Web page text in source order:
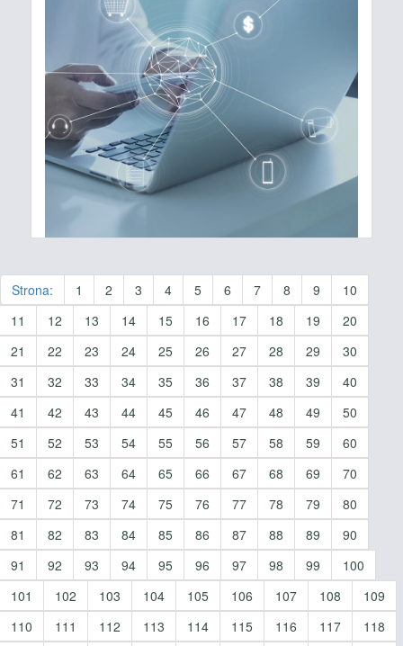
Strona: 1 2 3 4 5 6 7 8 9
10
11
12 13 14 15 16 17 18 19
20
21
22 23 24 25 26 27 28 29
30
31
32 33 34 35 36 37 38 39
40
41
42 43 44 45 46 47 48 49
50
51
52 53 54 55 56 57 58 59
60
61
62 63 64 65 66 67 68 69
70
71
72 73 74 75 76 77 78 79
80
81
82 83 84 85 86 87 88 89
90
91
92 93 94 95 96 97 98 99
100
101
102 103 104 105 106 107 108
109
110
111 112 113 114 115 116 117 118